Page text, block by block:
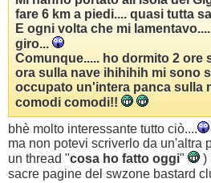
fare 6 km a piedi.... quasi tutta
E ogni volta che mi
giro...
Comunque..... ho dormito 2 ore
ora sulla nave ihihihih mi sono
occupato un'intera panca sulla
comodi comodi!!
bhè molto interessante tutto ciò....
ma non potevi scriverlo da un'altra
un thread "cosa ho fatto oggi"
)
sacre pagine del swzone bastard